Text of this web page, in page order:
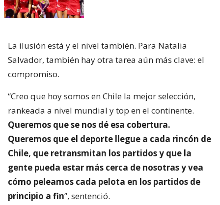
La ilusión está y el nivel también. Para Natalia
Salvador, también hay otra tarea aún más clave: el
compromiso.
“Creo que hoy somos en Chile la mejor selección,
rankeada a nivel mundial y top en el continente.
Queremos que se nos dé esa cobertura.
Queremos que el deporte llegue a cada rincón de
Chile, que retransmitan los partidos y que la
gente pueda estar más cerca de nosotras y vea
cómo peleamos cada pelota en los partidos de
principio a fin”, sentenció.